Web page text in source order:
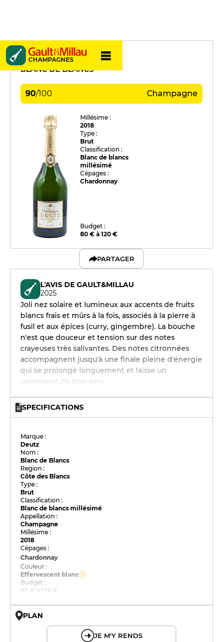
CHAMPAGNES
Deutz
BLANC DE BLANCS
90/100 Champagne
Millésime :
2018
Type :
Brut
Classification :
Blanc de blancs
millésimé
Cépages :
Chardonnay
Budget :
80 € à 120 €
PARTAGER
L'AVIS DE GAULT&MILLAU
2025
Joli nez solaire et lumineux aux accents de fruits
blancs frais et mûrs à la fois, associés à la pierre à
fusil et aux épices (curry, gingembre). La bouche
n'est que douceur et tension sur des notes
crayeuses très salivantes. Des notes citronnées
accompagnent jusqu'à une finale pleine d'énergie
qui se prolonge longuement et laisse un
sentiment de trop peu.
SPECIFICATIONS
Marque :
Deutz
Nom :
Blanc de Blancs
Region :
Côte des Blancs
Type :
Brut
Classification :
Blanc de blancs millésimé
Appellation :
Champagne
Millésime :
2018
Cépages :
Chardonnay
Couleur :
Effervescent blanc
Budget :
80 € à 120 €
PLAN
JE M'Y RENDS